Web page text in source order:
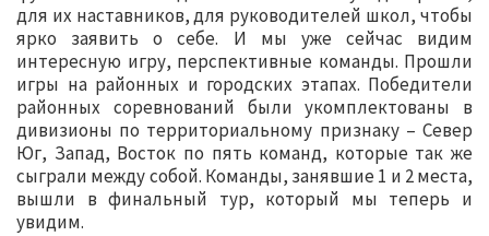
для их наставников, для руководителей школ, чтобы
ярко заявить о себе. И мы уже сейчас видим
интересную игру, перспективные команды. Прошли
игры на районных и городских этапах. Победители
районных соревнований были укомплектованы в
дивизионы по территориальному признаку – Север
Юг, Запад, Восток по пять команд, которые так же
сыграли между собой. Команды, занявшие 1 и 2 места,
вышли в финальный тур, который мы теперь и
увидим.